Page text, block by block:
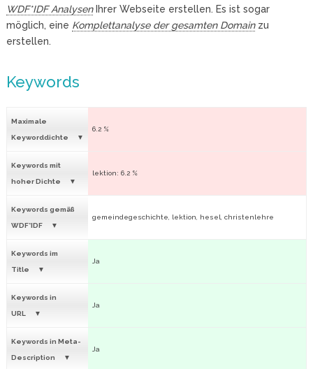
WDF*IDF AnalysenIhrer Webseite erstellen. Es ist sogar
möglich, eine Komplettanalyse der gesamten Domainzu
erstellen.
Keywords
Maximale
Keyworddichte
6.2 %
Keywords mit
hoher Dichte
lektion: 6.2 %
Keywords gemäß
WDF*IDF
gemeindegeschichte, lektion, hesel, christenlehre
Keywords im
Title
Ja
Keywords in
URL
Ja
Keywords in Meta-
Description
Ja